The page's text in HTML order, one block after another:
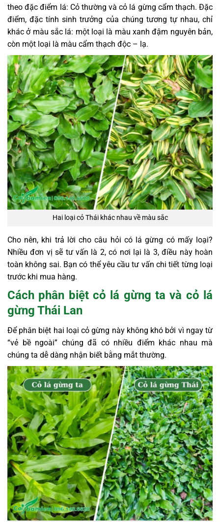
theo đặc điểm lá: Cỏ thường và cỏ lá gừng cẩm thạch. Đặc
điểm, đặc tính sinh trưởng của chúng tương tự nhau, chỉ
khác ở màu sắc lá: một loại là màu xanh đậm nguyên bản,
còn một loại là màu cẩm thạch độc – lạ.
Hai loại cỏ Thái khác nhau về màu sắc
Cho nên, khi trả lời cho câu hỏi có lá gừng có mấy loại?
Nhiều đơn vị sẽ tư vấn là 2, có nơi lại là 3, điều này hoàn
toàn không sai. Bạn có thể yêu cầu tư vấn chi tiết từng loại
trước khi mua hàng.
Cách phân biệt cỏ lá gừng ta và cỏ lá
gừng Thái Lan
Để phân biệt hai loại cỏ gừng này không khó bởi vì ngay từ
“vẻ bề ngoài” chúng đã có nhiều điểm khác nhau mà
chúng ta dễ dàng nhận biết bằng mắt thường.